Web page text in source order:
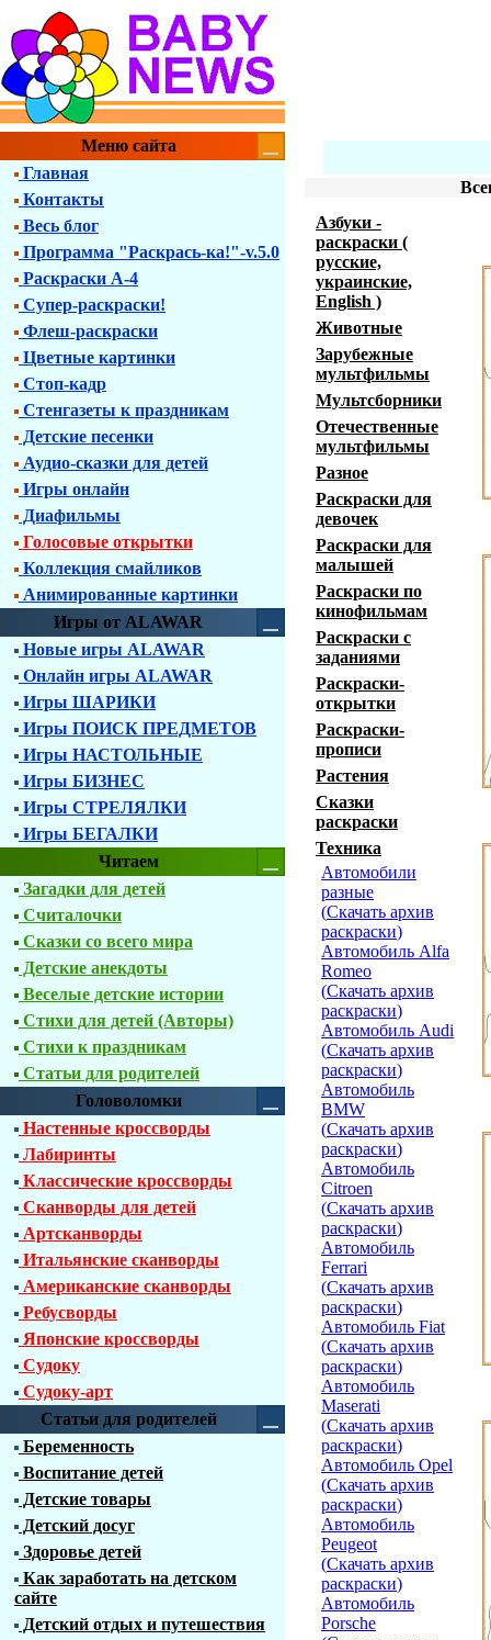
Меню сайта
Главная
Контакты
Весь блог
Программа "Раскрась-ка!"-v.5.0
Раскраски А-4
Супер-раскраски!
Флеш-раскраски
Цветные картинки
Стоп-кадр
Стенгазеты к праздникам
Детские песенки
Аудио-сказки для детей
Игры онлайн
Диафильмы
Голосовые открытки
Коллекция смайликов
Анимированные картинки
Игры от ALAWAR
Новые игры ALAWAR
Онлайн игры ALAWAR
Игры ШАРИКИ
Игры ПОИСК ПРЕДМЕТОВ
Игры НАСТОЛЬНЫЕ
Игры БИЗНЕС
Игры СТРЕЛЯЛКИ
Игры БЕГАЛКИ
Читаем
Загадки для детей
Считалочки
Сказки со всего мира
Детские анекдоты
Веселые детские истории
Стихи для детей (Авторы)
Стихи к праздникам
Статьи для родителей
Головоломки
Настенные кроссворды
Лабиринты
Классические кроссворды
Сканворды для детей
Артсканворды
Итальянские сканворды
Американские сканворды
Ребусворды
Японские кроссворды
Судоку
Судоку-арт
Статьи для родителей
Беременность
Воспитание детей
Детские товары
Детский досуг
Здоровье детей
Как заработать на детском
сайте
Детский отдых и путешествия
Азбуки -
раскраски (
русские,
украинские,
English )
Животные
Зарубежные
мультфильмы
Мультсборники
Отечественные
мультфильмы
Разное
Раскраски для
девочек
Раскраски для
малышей
Раскраски по
кинофильмам
Раскраски с
заданиями
Раскраски-
открытки
Раскраски-
прописи
Растения
Сказки
раскраски
Техника
Автомобили
разные
(Скачать архив
раскраски)
Автомобиль Alfa
Romeo
(Скачать архив
раскраски)
Автомобиль Audi
(Скачать архив
раскраски)
Автомобиль
BMW
(Скачать архив
раскраски)
Автомобиль
Citroen
(Скачать архив
раскраски)
Автомобиль
Ferrari
(Скачать архив
раскраски)
Автомобиль Fiat
(Скачать архив
раскраски)
Автомобиль
Maserati
(Скачать архив
раскраски)
Автомобиль Opel
(Скачать архив
раскраски)
Автомобиль
Peugeot
(Скачать архив
раскраски)
Автомобиль
Porsche